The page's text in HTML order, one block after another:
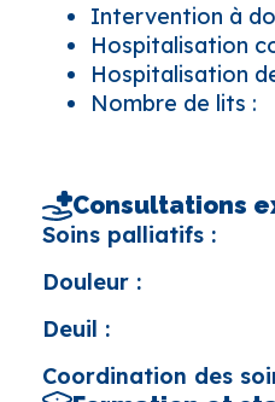
Intervention à
Hospitalisation
Hospitalisation
Nombre de lits :
Consultations
Soins palliatifs :
Douleur :
Deuil :
Coordination des